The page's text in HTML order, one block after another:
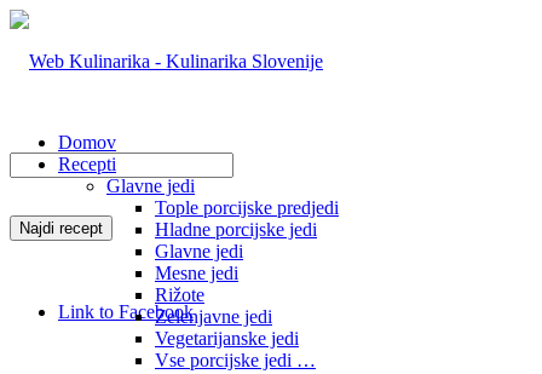
Link to Facebook
Domov
Recepti
Glavne jedi
Tople porcijske predjedi
Hladne porcijske jedi
Glavne jedi
Mesne jedi
Rižote
Zelenjavne jedi
Vegetarijanske jedi
Vse porcijske jedi …